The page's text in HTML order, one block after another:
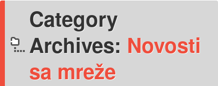
Category
Archives: Novosti
sa mreže